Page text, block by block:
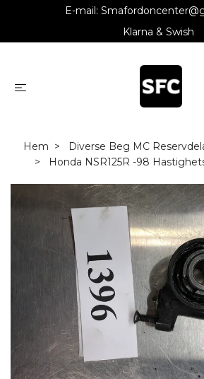
E-mail:
Klarna & Swish
Hem Diverse Beg MC
Honda NSR125R -98